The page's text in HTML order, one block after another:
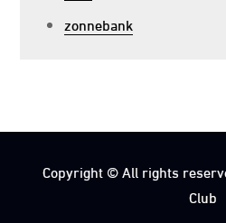
zonnebank
Copyright © All rights
Club